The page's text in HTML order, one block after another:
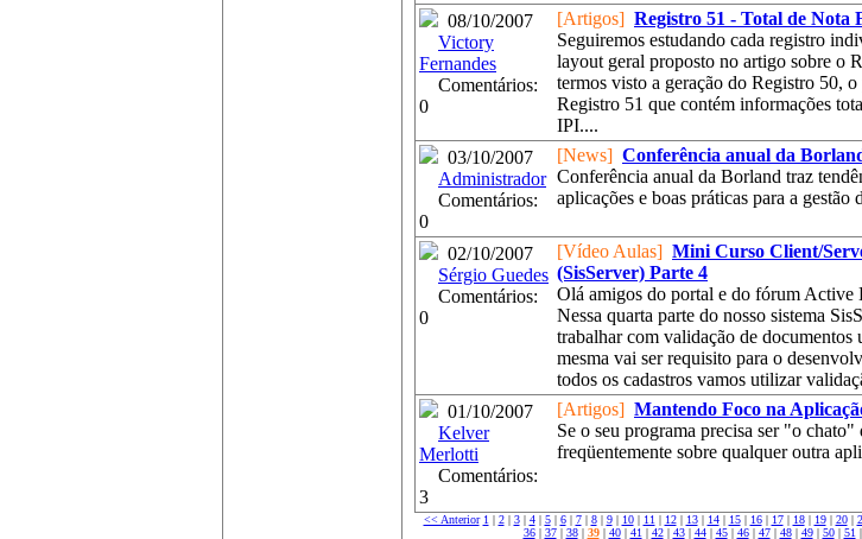
08/10/2007
Victory
Fernandes
Comentários:
0
[Artigos] Registro 51 - Total de Nota
Seguiremos estudando cada registro
layout geral proposto no artigo sobre o
termos visto a geração do Registro 50,
Registro 51 que contém informações
IPI....
03/10/2007
Administrador
Comentários:
0
[News] Conferência anual da
Conferência anual da Borland traz
aplicações e boas práticas para a gestão
02/10/2007
Sérgio Guedes
Comentários:
0
[Vídeo Aulas] Mini Curso Client/
(SisServer) Parte 4
Olá amigos do portal e do fórum Active
Nessa quarta parte do nosso sistema
trabalhar com validação de
mesma vai ser requisito para o
todos os cadastros vamos utilizar
01/10/2007
Kelver
Merlotti
Comentários:
3
[Artigos] Mantendo Foco na
Se o seu programa precisa ser "o chato"
freqüentemente sobre qualquer outra
<< Anterior 1 | 2| 3| 4| 5| 6| 7| 8| 9| 10| 11 | 12| 13| 14| 15| 16| 17| 18| 19| 20|
36| 37| 38| 39| 40| 41 | 42| 43| 44| 45| 46| 47| 48| 49| 50| 51 |